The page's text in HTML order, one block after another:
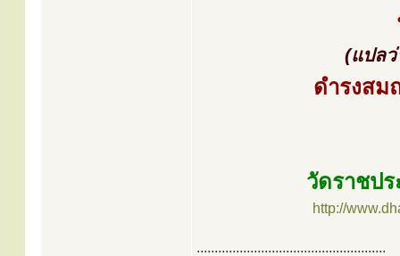
(แปลว่
ดำรงส
วัดราชป
http://
.....................................................